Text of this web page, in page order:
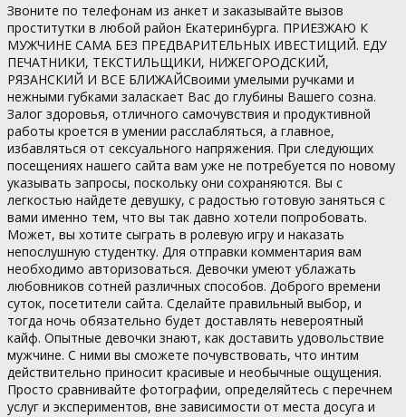
Звоните по телефонам из анкет и заказывайте вызов
проститутки в любой район Екатеринбурга. ПРИЕЗЖАЮ К
МУЖЧИНЕ САМА БЕЗ ПРЕДВАРИТЕЛЬНЫХ ИВЕСТИЦИЙ. ЕДУ
ПЕЧАТНИКИ, ТЕКСТИЛЬЩИКИ, НИЖЕГОРОДСКИЙ,
РЯЗАНСКИЙ И ВСЕ БЛИЖАЙСвоими умелыми ручками и
нежными губками заласкает Вас до глубины Вашего созна.
Залог здоровья, отличного самочувствия и продуктивной
работы кроется в умении расслабляться, а главное,
избавляться от сексуального напряжения. При следующих
посещениях нашего сайта вам уже не потребуется по новому
указывать запросы, поскольку они сохраняются. Вы с
легкостью найдете девушку, с радостью готовую заняться с
вами именно тем, что вы так давно хотели попробовать.
Может, вы хотите сыграть в ролевую игру и наказать
непослушную студентку. Для отправки комментария вам
необходимо авторизоваться. Девочки умеют ублажать
любовников сотней различных способов. Доброго времени
суток, посетители сайта. Сделайте правильный выбор, и
тогда ночь обязательно будет доставлять невероятный
кайф. Опытные девочки знают, как доставить удовольствие
мужчине. С ними вы сможете почувствовать, что интим
действительно приносит красивые и необычные ощущения.
Просто сравнивайте фотографии, определяйтесь с перечнем
услуг и экспериментов, вне зависимости от места досуга и